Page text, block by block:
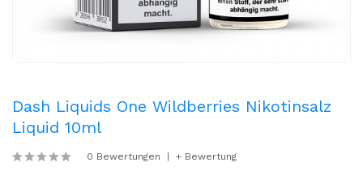
Dash Liquids One Wildberries Nikotinsalz
Liquid 10ml
0 Bewertungen + Bewertung